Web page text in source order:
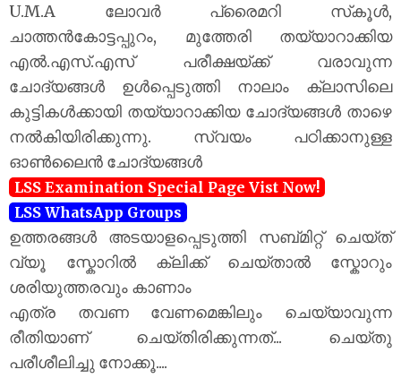
U.M.A ലോവർ പ്രൈമറി സ്‌കൂൾ,
ചാത്തൻകോട്ടപ്പുറം, മുത്തേരി തയ്യാറാക്കിയ
എൽ.എസ്.എസ് പരീക്ഷയ്‌ക്ക് വരാവുന്ന
ചോദ്യങ്ങൾ ഉൾപ്പെടുത്തി നാലാം ക്ലാസിലെ
കുട്ടികൾക്കായി തയ്യാറാക്കിയ ചോദ്യങ്ങൾ താഴെ
നൽകിയിരിക്കുന്നു. സ്വയം പഠിക്കാനുള്ള
ഓൺലൈൻ ചോദ്യങ്ങൾ
LSS Examination Special Page Vist Now!
LSS WhatsApp Groups
ഉത്തരങ്ങൾ അടയാളപ്പെടുത്തി സബ്മിറ്റ് ചെയ്ത്
വ്യൂ സ്കോറിൽ ക്ലിക്ക് ചെയ്താൽ സ്കോറും
ശരിയുത്തരവും കാണാം
എത്ര തവണ വേണമെങ്കിലും ചെയ്യാവുന്ന
രീതിയാണ് ചെയ്തിരിക്കുന്നത്... ചെയ്തു
പരീശീലിച്ചു നോക്കൂ....